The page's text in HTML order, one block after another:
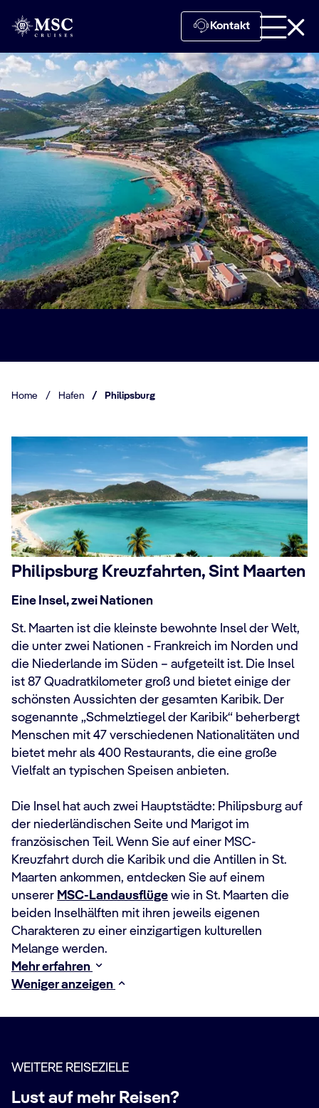
Kontakt
Home / Hafen / Philipsburg
Philipsburg Kreuzfahrten, Sint Maarten
Eine Insel, zwei Nationen
St. Maarten ist die kleinste bewohnte Insel der Welt,
die unter zwei Nationen - Frankreich im Norden und
die Niederlande im Süden – aufgeteilt ist. Die Insel
ist 87 Quadratkilometer groß und bietet einige der
schönsten Aussichten der gesamten Karibik. Der
sogenannte „Schmelztiegel der Karibik“ beherbergt
Menschen mit 47 verschiedenen Nationalitäten und
bietet mehr als 400 Restaurants, die eine große
Vielfalt an typischen Speisen anbieten.
Die Insel hat auch zwei Hauptstädte: Philipsburg auf
der niederländischen Seite und Marigot im
französischen Teil. Wenn Sie auf einer MSC-
Kreuzfahrt durch die Karibik und die Antillen in St.
Maarten ankommen, entdecken Sie auf einem
unserer MSC-Landausflüge wie in St. Maarten die
beiden Inselhälften mit ihren jeweils eigenen
Charakteren zu einer einzigartigen kulturellen
Melange werden.
Mehr erfahren
Weniger anzeigen
WEITERE REISEZIELE
Lust auf mehr Reisen?